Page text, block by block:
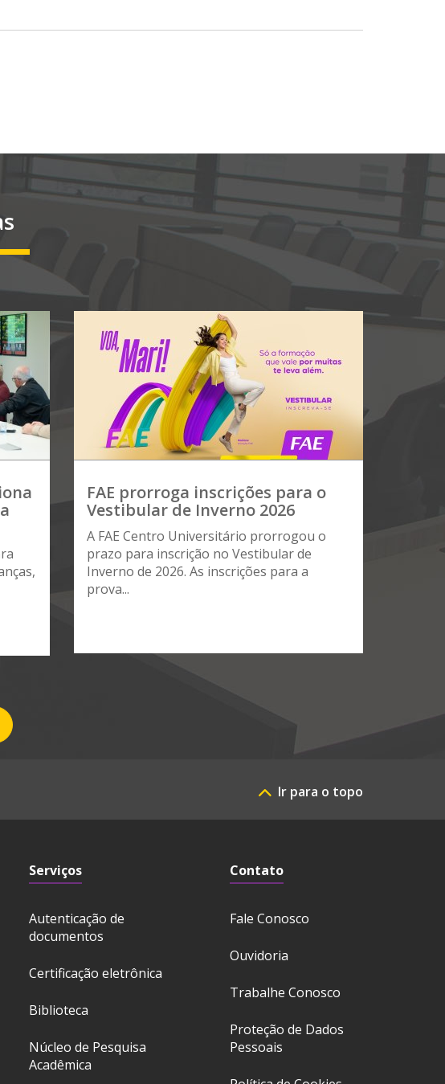
FAE prorroga inscrições para o
Vestibular de Inverno 2026
A FAE Centro Universitário prorrogou o
prazo para inscrição no Vestibular de
Inverno de 2026. As inscrições para a
prova...
Ir para o topo
Serviços
Autenticação de
documentos
Certificação eletrônica
Biblioteca
Núcleo de Pesquisa
Acadêmica
Contato
Fale Conosco
Ouvidoria
Trabalhe Conosco
Proteção de Dados
Pessoais